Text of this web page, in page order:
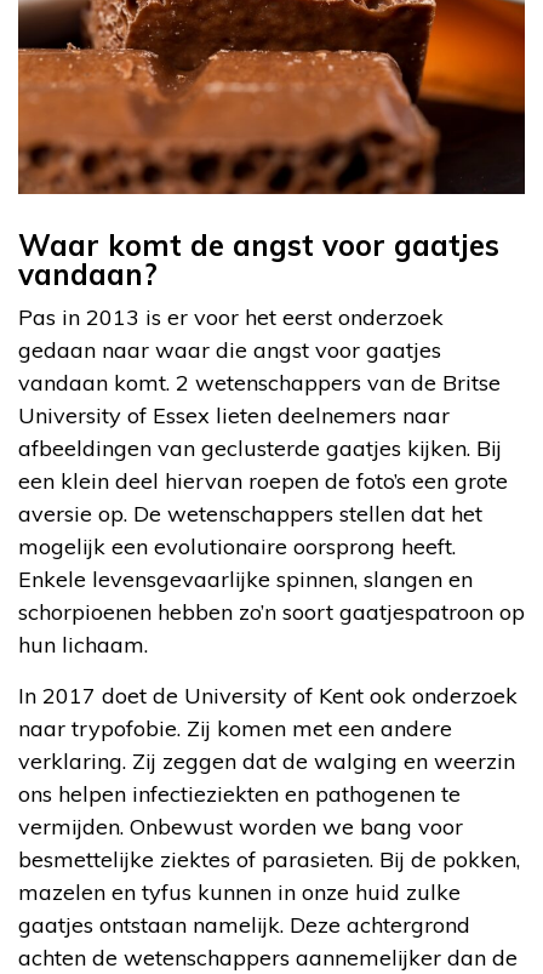
Waar komt de angst voor gaatjes
vandaan?
Pas in 2013 is er voor het eerst onderzoek
gedaan naar waar die angst voor gaatjes
vandaan komt. 2 wetenschappers van de Britse
University of Essex lieten deelnemers naar
afbeeldingen van geclusterde gaatjes kijken. Bij
een klein deel hiervan roepen de foto’s een grote
aversie op. De wetenschappers stellen dat het
mogelijk een evolutionaire oorsprong heeft.
Enkele levensgevaarlijke spinnen, slangen en
schorpioenen hebben zo’n soort gaatjespatroon op
hun lichaam.
In 2017 doet de University of Kent ook onderzoek
naar trypofobie. Zij komen met een andere
verklaring. Zij zeggen dat de walging en weerzin
ons helpen infectieziekten en pathogenen te
vermijden. Onbewust worden we bang voor
besmettelijke ziektes of parasieten. Bij de pokken,
mazelen en tyfus kunnen in onze huid zulke
gaatjes ontstaan namelijk. Deze achtergrond
achten de wetenschappers aannemelijker dan de